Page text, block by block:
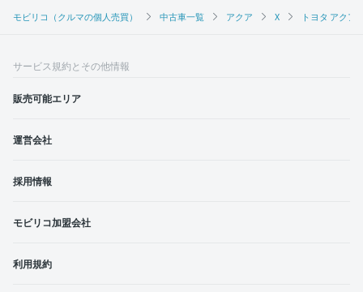
モビリコ（クルマの個人売買） 中古車一覧 アクア X トヨタ アクア
サービス規約とその他情報
販売可能エリア
運営会社
採用情報
モビリコ加盟会社
利用規約